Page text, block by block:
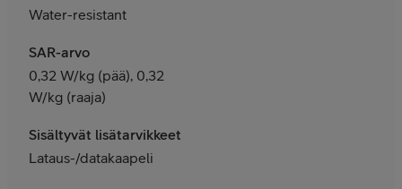
Water-resistant
SAR-arvo
0,32 W/kg (pää), 0,32
W/kg (raaja)
Sisältyvät lisätarvikkeet
Lataus-/datakaapeli